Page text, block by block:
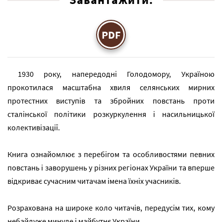
PDF
1930 року, напередодні Голодомору, Україною
прокотилася масштабна хвиля селянських мирних
протестних виступів та збройних повстань проти
сталінської політики розкуркулення і насильницької
колективізації.
Книга ознайомлює з перебігом та особливостями певних
повстань і заворушень у різних регіонах України та вперше
відкриває сучасним читачам імена їхніх учасників.
Розрахована на широке коло читачів, передусім тих, кому